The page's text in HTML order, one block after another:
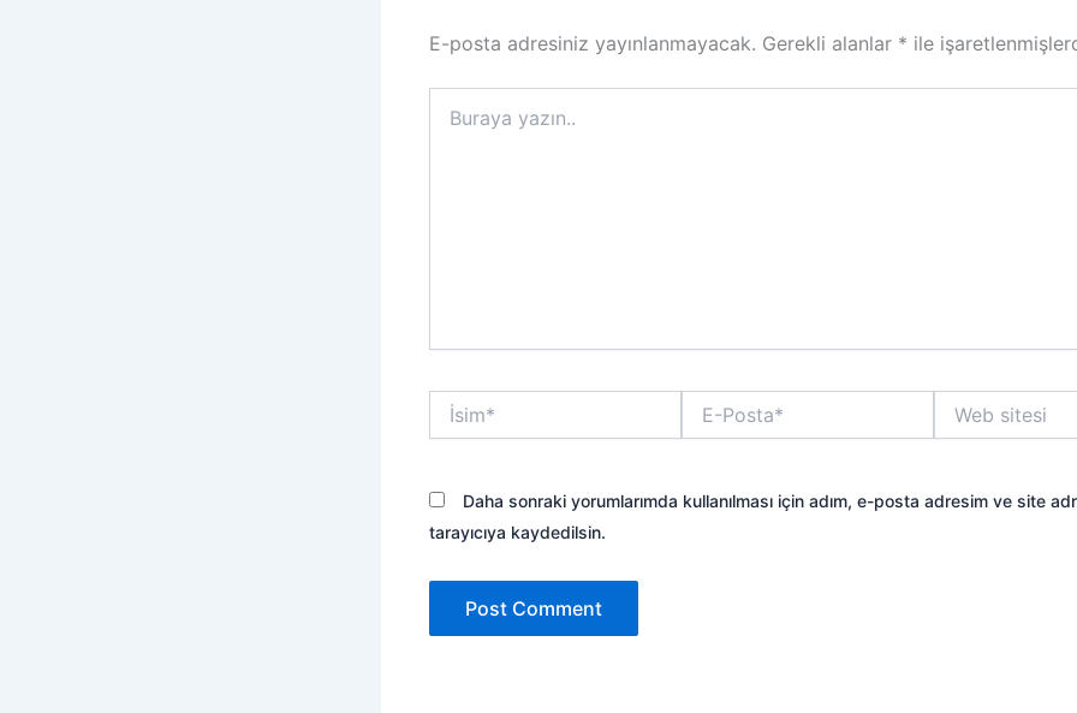
E-posta adresiniz yayınlanmayacak. Gerekli alanlar * ile
yazın..
İsim*
Posta*
sitesi
Daha sonraki yorumlarımda kullanılması için adım, e-posta adresim ve site
tarayıcıya kaydedilsin.